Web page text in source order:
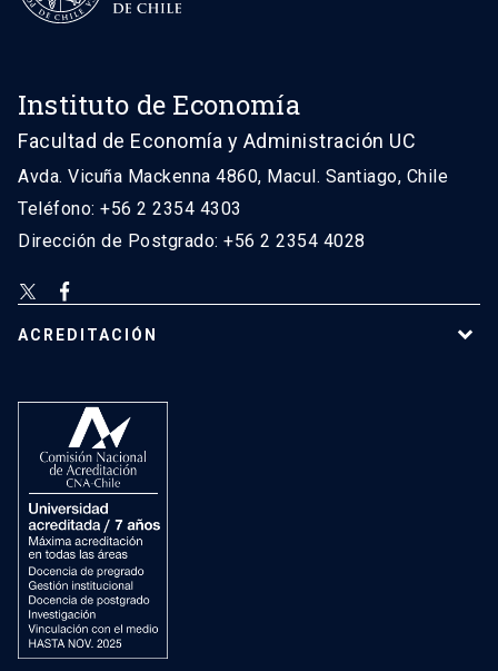
Instituto de Economía
Facultad de Economía y Administración UC
Avda. Vicuña Mackenna 4860, Macul. Santiago, Chile
Teléfono: +56 2 2354 4303
Dirección de Postgrado: +56 2 2354 4028
ACREDITACIÓN